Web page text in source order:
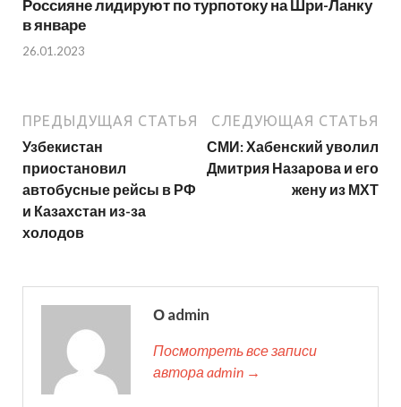
Россияне лидируют по турпотоку на Шри-Ланку
в январе
26.01.2023
ПРЕДЫДУЩАЯ СТАТЬЯ
Узбекистан
приостановил
автобусные рейсы в РФ
и Казахстан из-за
холодов
СЛЕДУЮЩАЯ СТАТЬЯ
СМИ: Хабенский уволил
Дмитрия Назарова и его
жену из МХТ
О admin
Посмотреть все записи
автора admin →